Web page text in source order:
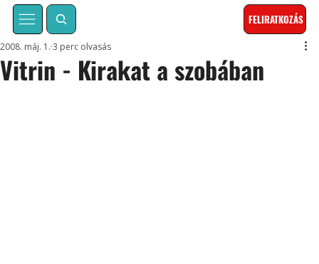
FELIRATKOZÁS
Vitrin - Kirakat a szobában
2008. máj. 1. 3 perc olvasás